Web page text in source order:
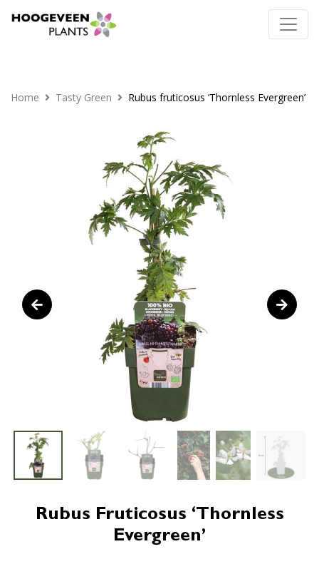
Home Tasty Green Rubus fruticosus ‘Thornless Evergreen’
Rubus Fruticosus ‘Thornless
Evergreen’